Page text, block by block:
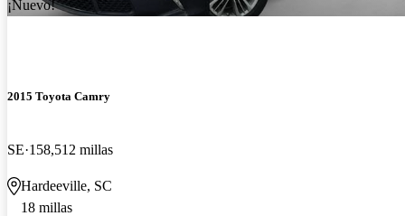
¡Nuevo!
2015 Toyota Camry
SE 158,512 millas
Hardeeville, SC
18 millas